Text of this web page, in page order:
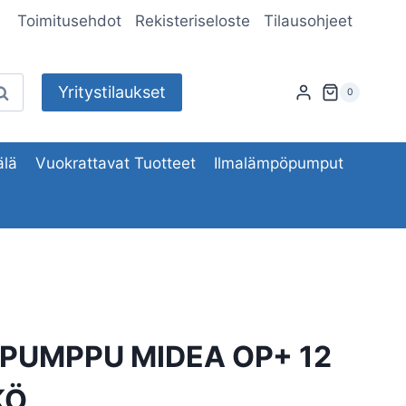
Toimitusehdot Rekisteriseloste Tilausohjeet
Yritystilaukset 0
Vuokrattavat Tuotteet Ilmalämpöpumput
MIDEA OP+ 12